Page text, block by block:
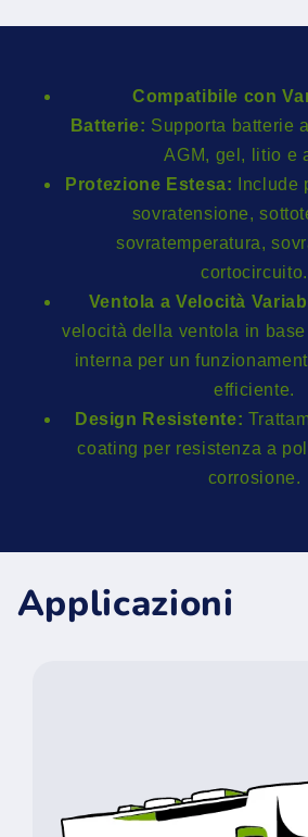
Compatibile con
Batterie: Supporta batterie
AGM, gel, litio e
Protezione Estesa: Include
sovratensione,
sovratemperatura,
cortocircuito.
Ventola a Velocità
velocità della ventola in
interna per un
efficiente.
Design Resistente:
coating per resistenza a
corrosione.
Applicazioni